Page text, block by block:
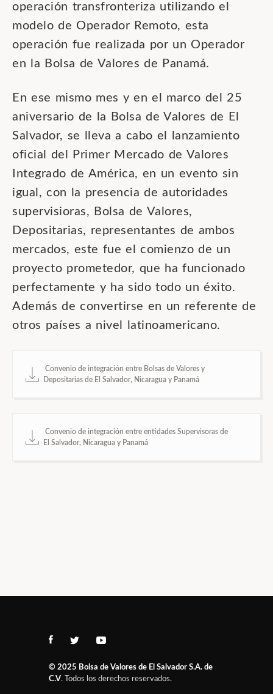
operación transfronteriza utilizando el
modelo de Operador Remoto, esta
operación fue realizada por un Operador
en la Bolsa de Valores de Panamá.
En ese mismo mes y en el marco del 25
aniversario de la Bolsa de Valores de El
Salvador, se lleva a cabo el lanzamiento
oficial del Primer Mercado de Valores
Integrado de América, en un evento sin
igual, con la presencia de autoridades
supervisioras, Bolsa de Valores,
Depositarias, representantes de ambos
mercados, este fue el comienzo de un
proyecto prometedor, que ha funcionado
perfectamente y ha sido todo un éxito.
Además de convertirse en un referente de
otros países a nivel latinoamericano.
Convenio de integración entre Bolsas de Valores y
Depositarias de El Salvador, Nicaragua y Panamá
Convenio de integración entre entidades Supervisoras de
El Salvador, Nicaragua y Panamá
© 2025 Bolsa de Valores de El Salvador S.A. de
C.V. Todos los derechos reservados.